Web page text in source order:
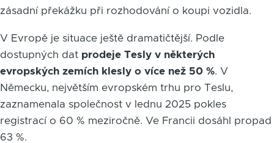
zásadní překážku při rozhodování o koupi vozidla.
V Evropě je situace ještě dramatičtější. Podle
dostupných dat prodeje Tesly v některých
evropských zemích klesly o více než 50 %. V
Německu, největším evropském trhu pro Teslu,
zaznamenala společnost v lednu 2025 pokles
registrací o 60 % meziročně. Ve Francii dosáhl propad
63 %.